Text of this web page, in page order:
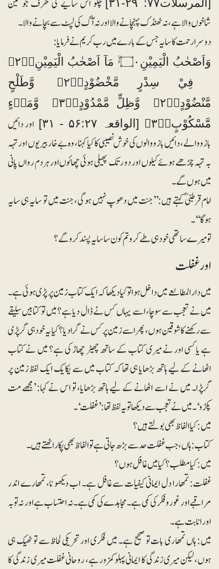
چلو اس سایے کی طرف جو تین
شاخوں والا ہے، نہ ٹھنڈک پہنچانے والا اور نہ آگ کی لپٹ سے بچانے والا۔
دوسرا رحمت کا سایہ جس کے بارے میں رب کریم نے فرمایا:
وَاَصْحٰبُ الْيَمِيْنِ۝۰ۥۙ مَآ اَصْحٰبُ الْيَمِيْنِ۝۲۷ۭ
فِيْ سِدْرٍ مَّخْضُوْدٍ۝۲۸ۙ وَّطَلْحٍ
مَّنْضُوْدٍ۝۲۹ۙ وَّظِلٍّ مَّمْدُوْدٍ۝۳۰ۙ وَّمَاۗءٍ
مَّسْكُوْبٍ۝۳۱ۙ [الواقعہ ۵۶:۲۷ - ۳۱]
اور دائیں
بازو والے، دائیں بازو والوں کی خوش نصیبی کاکیا کہنا، وہ بے خار بیریوں اور تہہ
بہ تہہ چڑھے ہوئے کیلوں اور دو رتک پھیلی ہوئی چھائوں اور ہردم رواں پانی
میں ہو ں گے۔
امام قرطبیؒ کہتے ہیں:’’جنت میں دھوپ نہیں ہوگی، جنت میں تو سایہ ہی سایہ
ہوگا‘‘۔
تو میرے ساتھی خود ہی طے کرو تم کون سا سایہ پسند کرو گے؟
اور غفلت
میں دار المطالعے میں داخل ہوا تو کیا دیکھا کہ ایک کتاب زمین پر پڑی ہوئی ہے۔
میں نے تعجب سے سوچا، اسے یہاں کس نے ڈال دیا ہے؟ میں تو کتابیں سلیقے
سے رکھنے کا شوقین ہوں، پھر اسے زمین پر کس نے گرادیا؟ کیا یہ خود ہی گرپڑی
ہے یا کسی اور نے میری کتاب کے ساتھ چھیڑ چھاڑ کی ہے؟ میں نے کتاب
اٹھانے کے لیے ہاتھ بڑھایا ہی تھا کہ کتاب میں سے یکایک ایک لفظ زمین پر
گرپڑا۔ میں نے اسے اٹھانے کے لیے ہاتھ بڑھایا، تو اس نے کہا: ’مجھے مت
پکڑو‘۔ میں نے تعجب سے دیکھا تو یہ لفظ تھا: ’غفلت‘۔
میں:کیا الفاظ بھی بولتے ہیں؟
کتاب : ہاں، جب غفلت حد سے بڑھ جاتی ہے تو الفاظ بھی پکاراٹھتے ہیں۔
میں: کیا مطلب؟ کیا میں غافل ہوں؟
غفلت: تمھارا دل ایمانی کیفیات سے غافل ہے۔ اب دیکھو نا، تمھارے اندر
مراقبے اور غوروفکر کی کمی ہے ۔ مجاہدے کی کمی ہے۔ نہ احتساب ہے اور نہ توبہ
اور انابت ہے۔
میں: ہاں تمھاری بات تو صحیح ہے۔ میں فکری اور تحریکی لحاظ سے تو ٹھیک ہی
ہوں، لیکن میری زندگی کا ایمانی پہلو کمزور ہے، روحانی غفلت میری زندگی کا